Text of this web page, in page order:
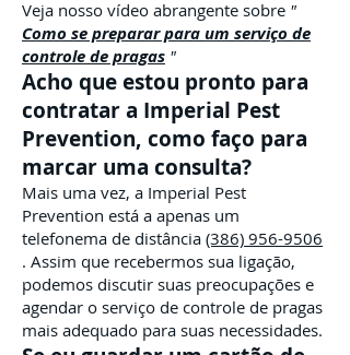
Veja nosso vídeo abrangente sobre "
Como se preparar para um serviço de
controle de pragas "
Acho que estou pronto para
contratar a Imperial Pest
Prevention, como faço para
marcar uma consulta?
Mais uma vez, a Imperial Pest
Prevention está a apenas um
telefonema de distância (386) 956-9506
. Assim que recebermos sua ligação,
podemos discutir suas preocupações e
agendar o serviço de controle de pragas
mais adequado para suas necessidades.